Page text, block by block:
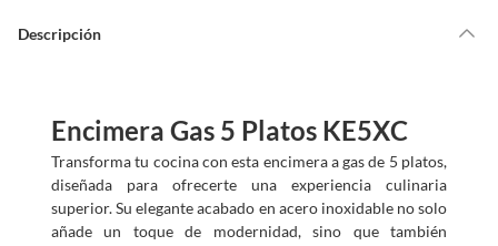
Descripción
Encimera Gas 5 Platos KE5XC
Transforma tu cocina con esta encimera a gas de 5 platos,
diseñada para ofrecerte una experiencia culinaria
superior. Su elegante acabado en acero inoxidable no solo
añade un toque de modernidad, sino que también